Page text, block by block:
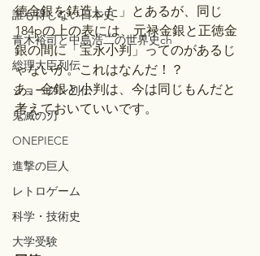
誰も得しない日本史
青木裕司と中島浩二の世界史ch
総理大臣列伝
ショーグン列伝
鬼滅の刃
ONEPIECE
進撃の巨人
レトロゲーム
科学・技術史
大学受験
徳金銀を鋳造した」とあるが、同じ
184pの上の表には、元禄金銀と正徳金
銀の間に「宝永小判」ってのがあるじ
ゃないか。これはなんだ！？
あ、金銀と小判は、今は同じもんだと
考えておいていいです。